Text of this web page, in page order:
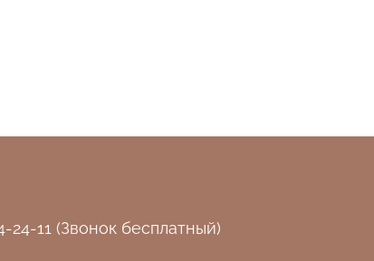
24-11 (Звонок бесплатный)